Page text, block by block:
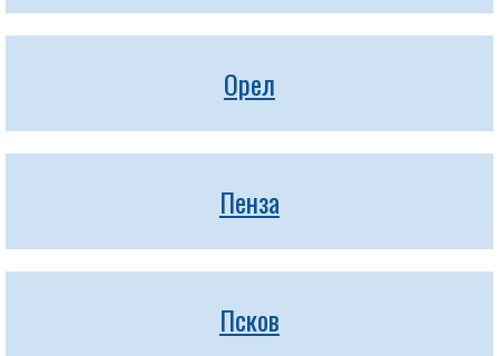
Орел
Пенза
Псков